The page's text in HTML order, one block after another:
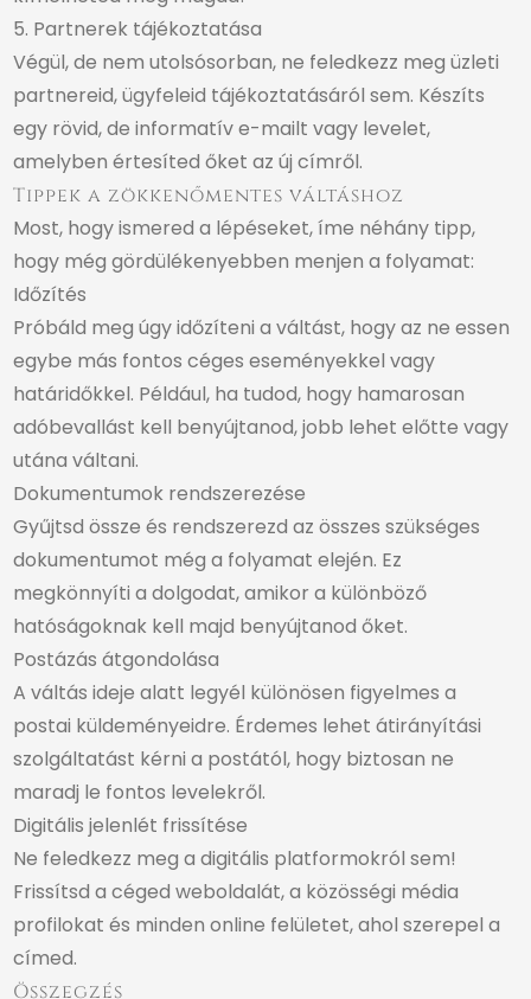
5. Partnerek tájékoztatása
Végül, de nem utolsósorban, ne feledkezz meg üzleti
partnereid, ügyfeleid tájékoztatásáról sem. Készíts
egy rövid, de informatív e-mailt vagy levelet,
amelyben értesíted őket az új címről.
Tippek a zökkenőmentes váltáshoz
Most, hogy ismered a lépéseket, íme néhány tipp,
hogy még gördülékenyebben menjen a folyamat:
Időzítés
Próbáld meg úgy időzíteni a váltást, hogy az ne essen
egybe más fontos céges eseményekkel vagy
határidőkkel. Például, ha tudod, hogy hamarosan
adóbevallást kell benyújtanod, jobb lehet előtte vagy
utána váltani.
Dokumentumok rendszerezése
Gyűjtsd össze és rendszerezd az összes szükséges
dokumentumot még a folyamat elején. Ez
megkönnyíti a dolgodat, amikor a különböző
hatóságoknak kell majd benyújtanod őket.
Postázás átgondolása
A váltás ideje alatt legyél különösen figyelmes a
postai küldeményeidre. Érdemes lehet átirányítási
szolgáltatást kérni a postától, hogy biztosan ne
maradj le fontos levelekről.
Digitális jelenlét frissítése
Ne feledkezz meg a digitális platformokról sem!
Frissítsd a céged weboldalát, a közösségi média
profilokat és minden online felületet, ahol szerepel a
címed.
Összegzés